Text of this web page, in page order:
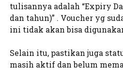
tulisannya adalah “Expiry
dan tahun)” . Voucher yg
ini tidak akan bisa
Selain itu, pastikan juga
masih aktif dan belum